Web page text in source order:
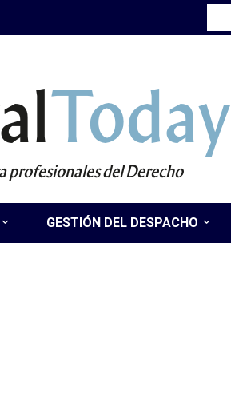
Today
profesionales del Derecho
GESTIÓN DEL DESPACHO